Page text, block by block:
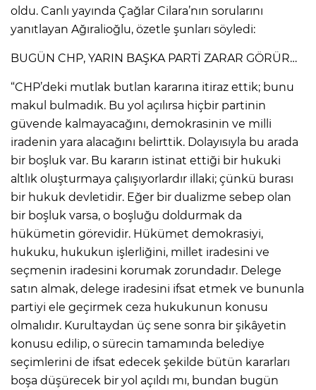
oldu. Canlı yayında Çağlar Cilara’nın sorularını
yanıtlayan Ağıralioğlu, özetle şunları söyledi:
BUGÜN CHP, YARIN BAŞKA PARTİ ZARAR GÖRÜR…
“CHP’deki mutlak butlan kararına itiraz ettik; bunu
makul bulmadık. Bu yol açılırsa hiçbir partinin
güvende kalmayacağını, demokrasinin ve milli
iradenin yara alacağını belirttik. Dolayısıyla bu arada
bir boşluk var. Bu kararın istinat ettiği bir hukuki
altlık oluşturmaya çalışıyorlardır illaki; çünkü burası
bir hukuk devletidir. Eğer bir dualizme sebep olan
bir boşluk varsa, o boşluğu doldurmak da
hükümetin görevidir. Hükümet demokrasiyi,
hukuku, hukukun işlerliğini, millet iradesini ve
seçmenin iradesini korumak zorundadır. Delege
satın almak, delege iradesini ifsat etmek ve bununla
partiyi ele geçirmek ceza hukukunun konusu
olmalıdır. Kurultaydan üç sene sonra bir şikâyetin
konusu edilip, o sürecin tamamında belediye
seçimlerini de ifsat edecek şekilde bütün kararları
boşa düşürecek bir yol açıldı mı, bundan bugün